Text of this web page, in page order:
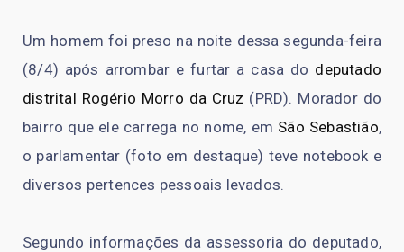
Um homem foi preso na noite dessa segunda-feira
(8/4) após arrombar e furtar a casa do deputado
distrital Rogério Morro da Cruz (PRD). Morador do
bairro que ele carrega no nome, em São Sebastião,
o parlamentar (foto em destaque) teve notebook e
diversos pertences pessoais levados.
Segundo informações da assessoria do deputado,